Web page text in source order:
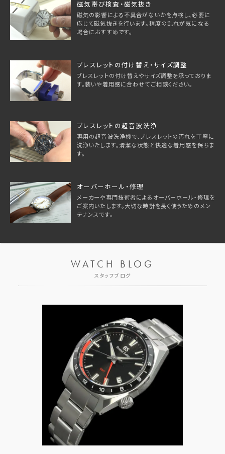
磁気帯び検査・磁気抜き
磁気の影響による不具合がないかを点検し、必要に
応じて磁気抜きを行います。精度の乱れが気になる
場合におすすめです。
ブレスレットの付け替え・サイズ調整
ブレスレットの付け替えやサイズ調整を承っておりま
す。装いや着用感に合わせてご相談ください。
ブレスレットの超音波洗浄
専用の超音波洗浄機で、ブレスレットの汚れを丁寧に
洗浄いたします。清潔な状態と快適な着用感を保ちま
す。
オーバーホール・修理
メーカーや専門技術者によるオーバーホール・修理を
ご案内いたします。大切な時計を長く使うためのメン
テナンスです。
WATCH BLOG
スタッフブログ